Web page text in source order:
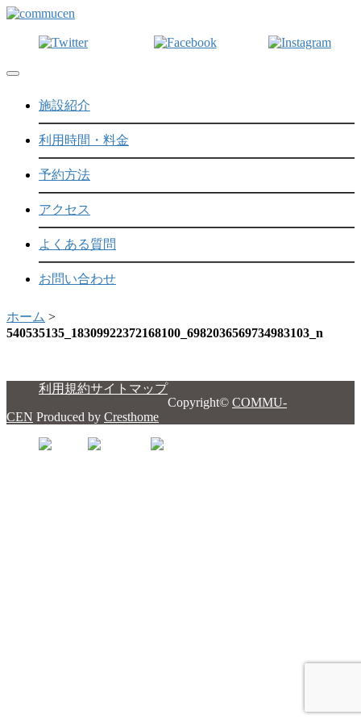
Toggle navigation
施設紹介
利用時間・料金
予約方法
アクセス
よくある質問
お問い合わせ
ホーム >
540535135_18309922372168100_6982036569734983103_n
利用規約サイトマップ
Copyright© COMMU-
CEN Produced by Cresthome